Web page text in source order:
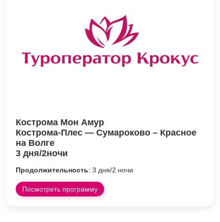
Кострома Мон Амур
Кострома-Плес — Сумароково – Красное
на Волге
3 дня/2ночи
Продолжительность: 3 дня/2 ночи
Посмотреть программу